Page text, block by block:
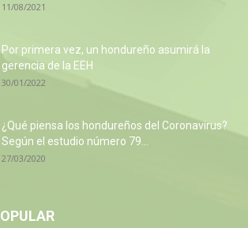
11/08/2021
Por primera vez, un hondureño asumirá la
gerencia de la EEH
30/01/2022
¿Qué piensa los hondureños del Coronavirus?
Según el estudio número 79...
27/03/2020